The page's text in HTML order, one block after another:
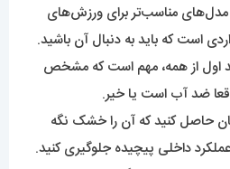
مناسب‌تر برای ورزش‌های
است که باید به دنبال آن باشید.
اول از همه، مهم است که مشخص
ضد آب است یا خیر.
حاصل کنید که آن را خشک نگه
داخلی پیچیده جلوگیری کنید.